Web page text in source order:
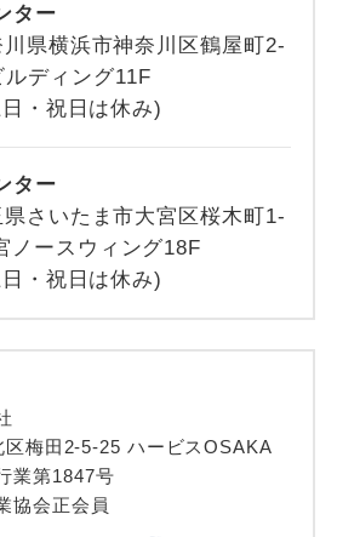
ター
県横浜市神奈川区鶴屋町2-
ディング11F
・祝日は休み)
ター
さいたま市大宮区桜木町1-
ノースウィング18F
・祝日は休み)
梅田2-5-25 ハービスOSAKA
業第1847号
協会正会員